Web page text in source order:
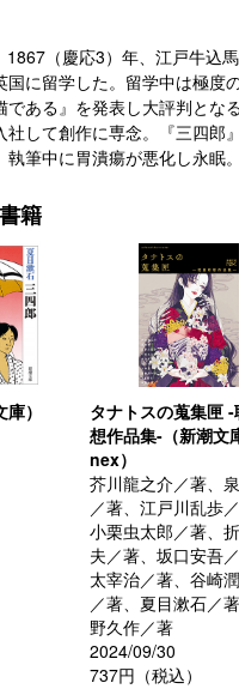
1867（慶応3）年、江戸牛込
国に留学した。留学中は極度
である』を発表し大評判とな
社して創作に専念。『三四
筆中に胃潰瘍が悪化し永眠
籍
）
タナトスの蒐集匣 -
想作品集-（新潮文
nex）
芥川龍之介／著、
／著、江戸川乱歩／
小栗虫太郎／著、
夫／著、坂口安吾／
太宰治／著、谷崎
／著、夏目漱石／
野久作／著
2024/09/30
737円（税込）